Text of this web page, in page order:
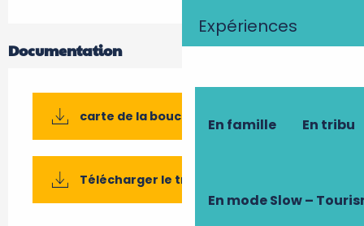
Expériences
En famille En tribu
En mode Slow –
Documentation
carte de la boucle vélo n°49
Télécharger le tracé GPX